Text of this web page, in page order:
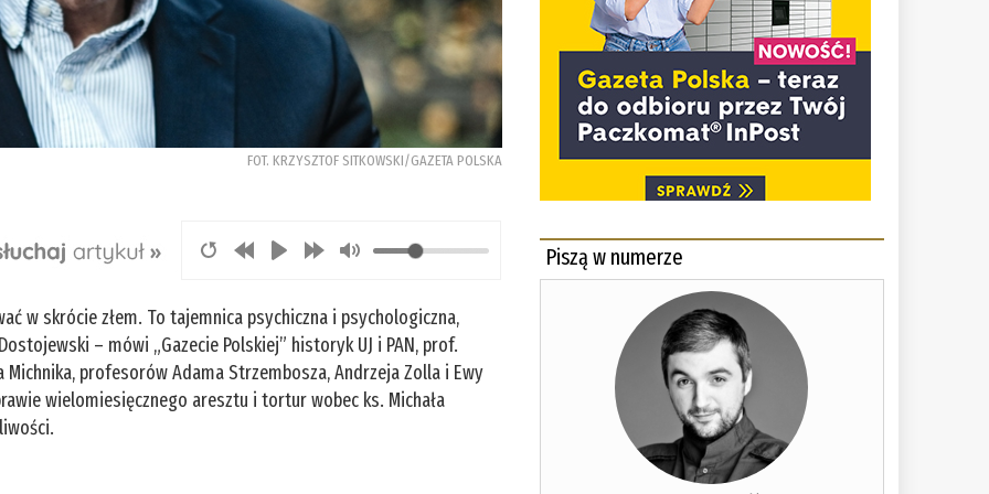
FOT. KRZYSZTOF SITKOWSKI/GAZETA POLSKA
w skrócie złem. To tajemnica psychiczna i psychologiczna,
– mówi „Gazecie Polskiej” historyk UJ i PAN, prof.
profesorów Adama Strzembosza, Andrzeja Zolla i Ewy
wielomiesięcznego aresztu i tortur wobec ks. Michała
Piszą w numerze